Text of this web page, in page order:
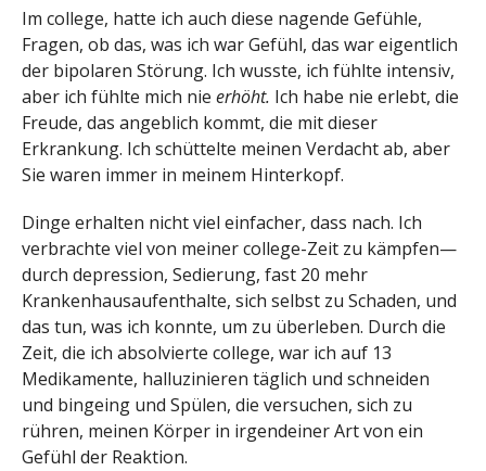
Im college, hatte ich auch diese nagende Gefühle,
Fragen, ob das, was ich war Gefühl, das war eigentlich
der bipolaren Störung. Ich wusste, ich fühlte intensiv,
aber ich fühlte mich nie erhöht. Ich habe nie erlebt, die
Freude, das angeblich kommt, die mit dieser
Erkrankung. Ich schüttelte meinen Verdacht ab, aber
Sie waren immer in meinem Hinterkopf.
Dinge erhalten nicht viel einfacher, dass nach. Ich
verbrachte viel von meiner college-Zeit zu kämpfen—
durch depression, Sedierung, fast 20 mehr
Krankenhausaufenthalte, sich selbst zu Schaden, und
das tun, was ich konnte, um zu überleben. Durch die
Zeit, die ich absolvierte college, war ich auf 13
Medikamente, halluzinieren täglich und schneiden
und bingeing und Spülen, die versuchen, sich zu
rühren, meinen Körper in irgendeiner Art von ein
Gefühl der Reaktion.